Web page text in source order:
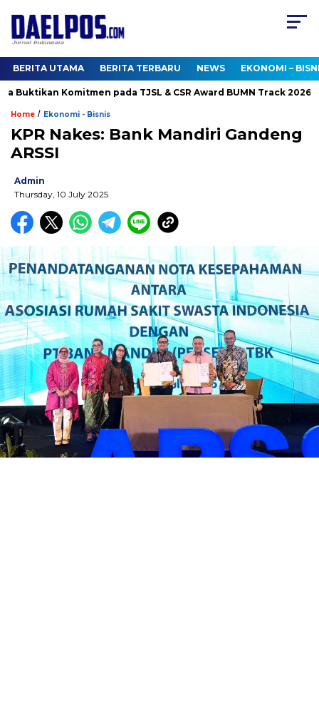
BERITA UTAMA BERITA TERBARU NEWS EKONOMI –
Komitmen pada TJSL & CSR Award BUMN Track 2026
Home / Ekonomi - Bisnis
KPR Nakes: Bank Mandiri Gandeng
ARSSI
Admin
Thursday, 10 July 2025